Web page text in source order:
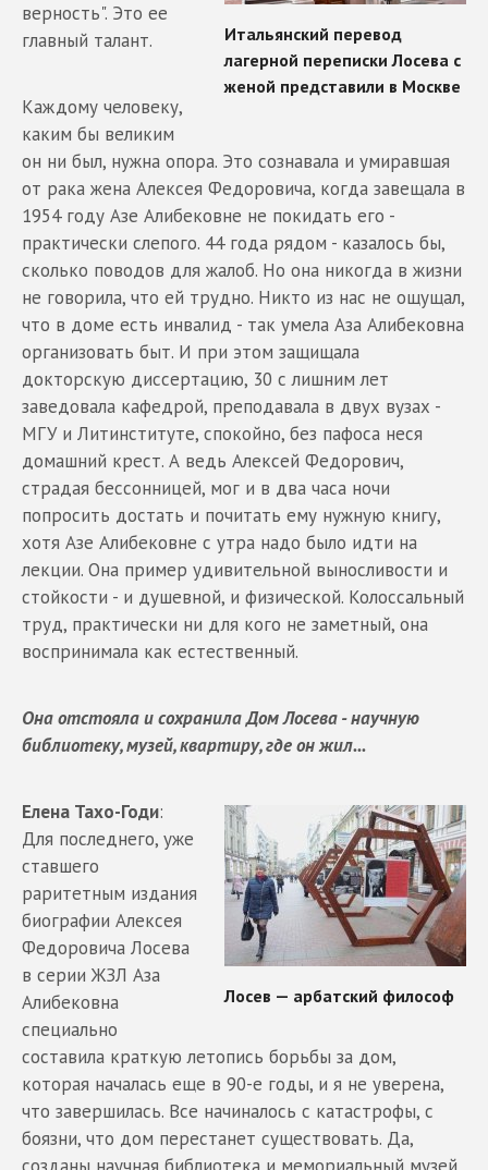
верность". Это ее
главный талант.
Каждому человеку,
каким бы великим
он ни был, нужна опора. Это сознавала и умиравшая
от рака жена Алексея Федоровича, когда завещала в
1954 году Азе Алибековне не покидать его -
практически слепого. 44 года рядом - казалось бы,
сколько поводов для жалоб. Но она никогда в жизни
не говорила, что ей трудно. Никто из нас не ощущал,
что в доме есть инвалид - так умела Аза Алибековна
организовать быт. И при этом защищала
докторскую диссертацию, 30 с лишним лет
заведовала кафедрой, преподавала в двух вузах -
МГУ и Литинституте, спокойно, без пафоса неся
домашний крест. А ведь Алексей Федорович,
страдая бессонницей, мог и в два часа ночи
попросить достать и почитать ему нужную книгу,
хотя Азе Алибековне с утра надо было идти на
лекции. Она пример удивительной выносливости и
стойкости - и душевной, и физической. Колоссальный
труд, практически ни для кого не заметный, она
воспринимала как естественный.
Она отстояла и сохранила Дом Лосева - научную
библиотеку, музей, квартиру, где он жил...
Елена Тахо-Годи:
Для последнего, уже
ставшего
раритетным издания
биографии Алексея
Федоровича Лосева
в серии ЖЗЛ Аза
Алибековна
специально
составила краткую летопись борьбы за дом,
которая началась еще в 90-е годы, и я не уверена,
что завершилась. Все начиналось с катастрофы, с
боязни, что дом перестанет существовать. Да,